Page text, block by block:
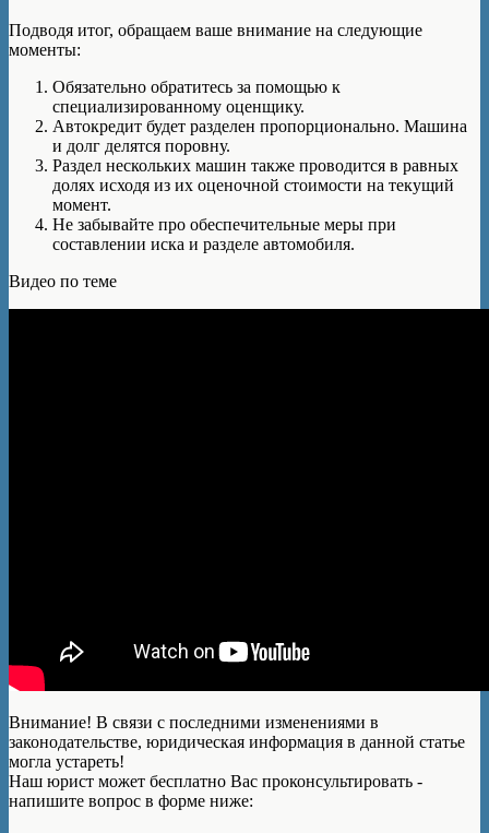
Подводя итог, обращаем ваше внимание на следующие
моменты:
Обязательно обратитесь за помощью к
специализированному оценщику.
Автокредит будет разделен пропорционально. Машина
и долг делятся поровну.
Раздел нескольких машин также проводится в равных
долях исходя из их оценочной стоимости на текущий
момент.
Не забывайте про обеспечительные меры при
составлении иска и разделе автомобиля.
Видео по теме
Внимание! В связи с последними изменениями в
законодательстве, юридическая информация в данной статье
могла устареть!
Наш юрист может бесплатно Вас проконсультировать -
напишите вопрос в форме ниже: